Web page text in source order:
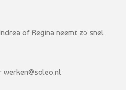
of Regina neemt zo snel
werken@soleo.nl